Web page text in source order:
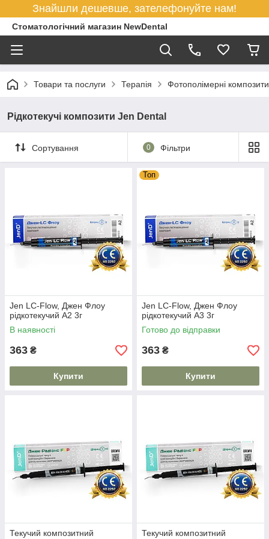
Знайшли дешевше, зателефонуйте нам!
Стоматологічний магазин NewDental
Товари та послуги Терапія Фотополімерні композити
Рідкотекучі композити Jen Dental
Сортування 0 Фільтри
Jen LC-Flow, Джен Флоу
рідкотекучий А2 3г
В наявності
363 ₴
Купити
Топ
Jen LC-Flow, Джен Флоу
рідкотекучий А3 3г
Готово до відправки
363 ₴
Купити
Текучий композитний
Текучий композитний